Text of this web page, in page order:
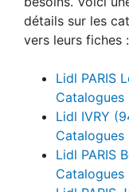
détails sur les
vers leurs fiches :
Lidl PARIS
Catalogues
Lidl IVRY
Catalogues
Lidl PARIS
Catalogues